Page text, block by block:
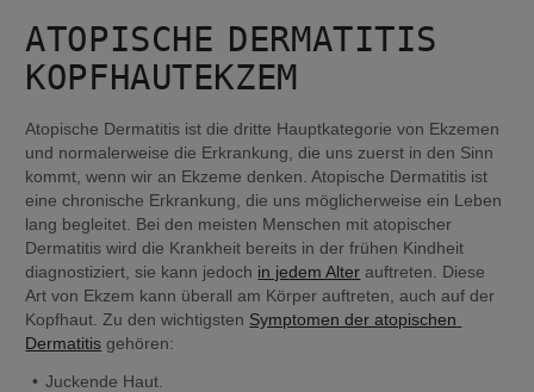
ATOPISCHE DERMATITIS
KOPFHAUTEKZEM
Atopische Dermatitis ist die dritte Hauptkategorie von Ekzemen
und normalerweise die Erkrankung, die uns zuerst in den Sinn
kommt, wenn wir an Ekzeme denken. Atopische Dermatitis ist
eine chronische Erkrankung, die uns möglicherweise ein Leben
lang begleitet. Bei den meisten Menschen mit atopischer
Dermatitis wird die Krankheit bereits in der frühen Kindheit
diagnostiziert, sie kann jedoch in jedem Alter auftreten. Diese
Art von Ekzem kann überall am Körper auftreten, auch auf der
Kopfhaut. Zu den wichtigsten Symptomen der atopischen
Dermatitis gehören:
Juckende Haut.